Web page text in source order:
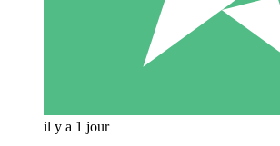
il y a 1 jour